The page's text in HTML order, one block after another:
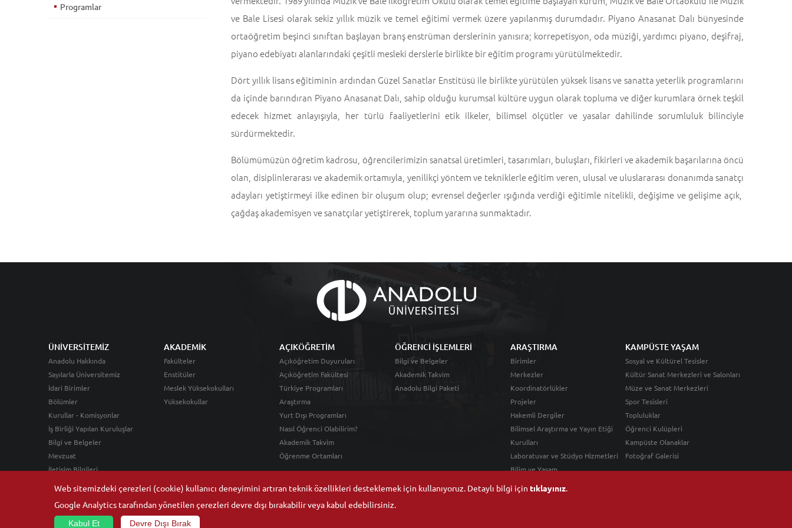
ve Bale Lisesi olarak sekiz yıllık müzik ve temel eğitimi vermek üzere yapılanmış durumdadır. Piyano Anasanat Dalı bünyesinde
ortaöğretim beşinci sınıftan başlayan branş enstrüman derslerinin yanısıra; korrepetisyon, oda müziği, yardımcı piyano, deşifraj,
piyano edebiyatı alanlarındaki çeşitli mesleki derslerle birlikte bir eğitim programı yürütülmektedir.
Dört yıllık lisans eğitiminin ardından Güzel Sanatlar Enstitüsü ile birlikte yürütülen yüksek lisans ve sanatta yeterlik programlarını
da içinde barındıran Piyano Anasanat Dalı, sahip olduğu kurumsal kültüre uygun olarak topluma ve diğer kurumlara örnek teşkil
edecek hizmet anlayışıyla, her türlü faaliyetlerini etik ilkeler, bilimsel ölçütler ve yasalar dahilinde sorumluluk bilinciyle
sürdürmektedir.
Bölümümüzün öğretim kadrosu, öğrencilerimizin sanatsal üretimleri, tasarımları, buluşları, fikirleri ve akademik başarılarına öncü
olan, disiplinlerarası ve akademik ortamıyla, yenilikçi yöntem ve tekniklerle eğitim veren, ulusal ve uluslararası donanımda sanatçı
adayları yetiştirmeyi ilke edinen bir oluşum olup; evrensel değerler ışığında verdiği eğitimle nitelikli, değişime ve gelişime açık,
çağdaş akademisyen ve sanatçılar yetiştirerek, toplum yararına sunmaktadır.
Programlar
Web sitemizdeki çerezleri (cookie) kullanıcı deneyimini artıran teknik özellikleri desteklemek için kullanıyoruz. Detaylı bilgi için tıklayınız.
Google Analytics tarafından yönetilen çerezleri devre dışı bırakabilir veya kabul edebilirsiniz.
Kabul Et Devre Dışı Bırak
ÜNİVERSİTEMİZ
Anadolu Hakkında
Sayılarla Üniversitemiz
İdari Birimler
Bölümler
Kurullar - Komisyonlar
İş Birliği Yapılan Kuruluşlar
Bilgi ve Belgeler
Mevzuat
İletişim Bilgileri
AKADEMİK
Fakülteler
Enstitüler
Meslek Yüksekokulları
Yüksekokullar
AÇIKÖĞRETİM
Açıköğretim Duyuruları
Açıköğretim Fakültesi
Türkiye Programları
Araştırma
Yurt Dışı Programları
Nasıl Öğrenci Olabilirim?
Akademik Takvim
Öğrenme Ortamları
ÖĞRENCİ İŞLEMLERİ
Bilgi ve Belgeler
Akademik Takvim
Anadolu Bilgi Paketi
ARAŞTIRMA
Birimler
Merkezler
Koordinatörlükler
Projeler
Hakemli Dergiler
Bilimsel Araştırma ve Yayın Etiği
Kurulları
Laboratuvar ve Stüdyo Hizmetleri
Bilim ve Yaşam
KAMPÜSTE YAŞAM
Sosyal ve Kültürel Tesisler
Kültür Sanat Merkezleri ve Salonları
Müze ve Sanat Merkezleri
Spor Tesisleri
Topluluklar
Öğrenci Kulüpleri
Kampüste Olanaklar
Fotoğraf Galerisi